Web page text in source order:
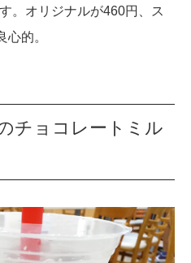
。オリジナルが460円、ス
的。
チョコレートミル